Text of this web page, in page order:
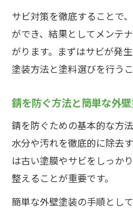
外壁塗装後のサビ
簡単にできる外壁塗
外壁塗装前の下処
外壁塗装で錆止め
る
サビ防止100均ア
外壁塗装と定期的
る
サビ対策を徹底することで
ができ、結果としてメンテ
がります。まずはサビが発
塗装方法と塗料選びを行うこ
錆を防ぐ方法と簡単な外
錆を防ぐための基本的な方
水分や汚れを徹底的に除去
は古い塗膜やサビをしっか
整えることが重要です。
簡単な外壁塗装の手順とし